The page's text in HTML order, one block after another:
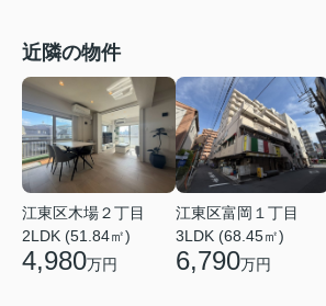
近隣の物件
江東区木場２丁目
2LDK (51.84㎡)
4,980万円
江東区富岡１丁目
3LDK (68.45㎡)
6,790万円